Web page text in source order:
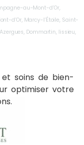
au-Mont-d’Or,
d’Or, Marcy-l’Étoile, Saint-
Dommartin, lissieu,
et soins de bien-
optimiser votre